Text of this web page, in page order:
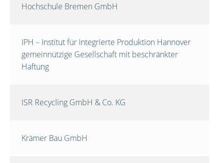
Hochschule Bremen GmbH
IPH – Institut für Integrierte Produktion Hannover
gemeinnützige Gesellschaft mit beschränkter
Haftung
ISR Recycling GmbH & Co. KG
Krämer Bau GmbH